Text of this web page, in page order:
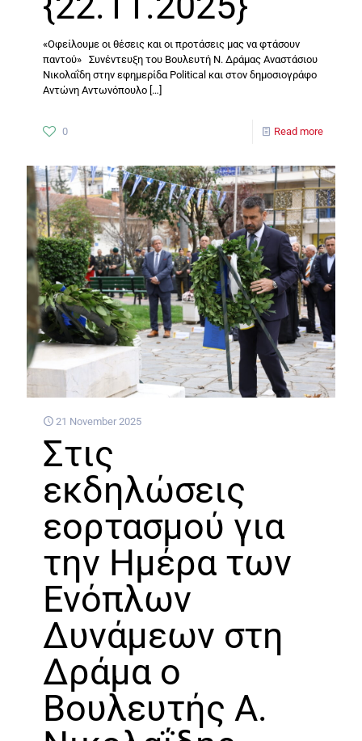
«Οφείλουμε οι θέσεις και οι προτάσεις μας να φτάσουν
παντού» Συνέντευξη του Βουλευτή Ν. Δράμας Αναστάσιου
Νικολαΐδη στην εφημερίδα Political και στον δημοσιογράφο
Αντώνη Αντωνόπουλο […]
0 Read more
21 November 2025
Στις
εκδηλώσεις
εορτασμού για
την Ημέρα των
Ενόπλων
Δυνάμεων στη
Δράμα ο
Βουλευτής Α.